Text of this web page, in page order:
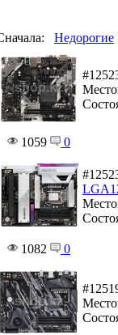
Недорогие
1059 0
1082 0